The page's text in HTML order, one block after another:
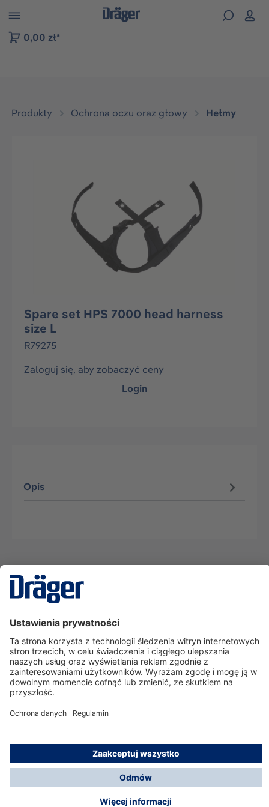
do nawigacji na platformie B2B
0,00 zł*
Produkty Ochrona oczu oraz głowy Hełmy
Spare set HPS 7000 head harness
size L
R79275
Zaloguj się, aby zobaczyć ceny
Login
Opis
Serwisowa linia hotline
O nas
Korzystanie ze sklepu
© Dräger Polska Sp. z o.o., 2025
*Wszystkie ceny bez VAT, na warunkach opisanych w